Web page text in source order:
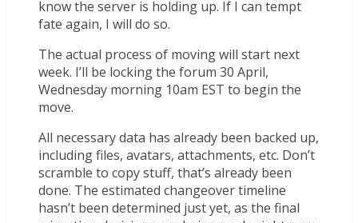
know the server is holding up. If I can tempt
fate again, I will do so.
The actual process of moving will start next
week. I’ll be locking the forum 30 April,
Wednesday morning 10am EST to begin the
move.
All necessary data has already been backed up,
including files, avatars, attachments, etc. Don’t
scramble to copy stuff, that’s already been
done. The estimated changeover timeline
hasn’t been determined just yet, as the final